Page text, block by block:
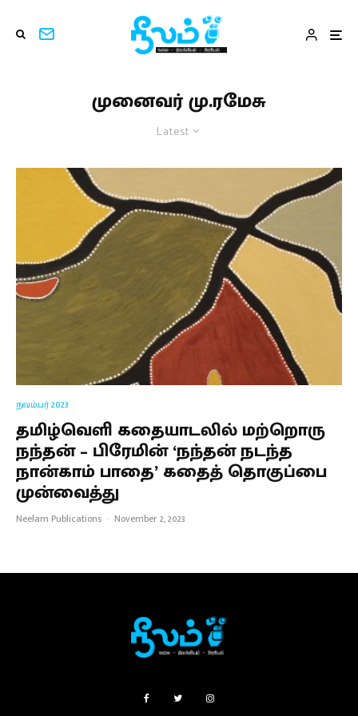
முனைவர் மு.ரமேசு
Latest
நவம்பர் 2023
தமிழ்வெளி கதையாடலில் மற்றொரு
நந்தன் – பிரேமின் ‘நந்தன் நடந்த
நான்காம் பாதை’ கதைத் தொகுப்பை
முன்வைத்து
Neelam Publications · November 2, 2023